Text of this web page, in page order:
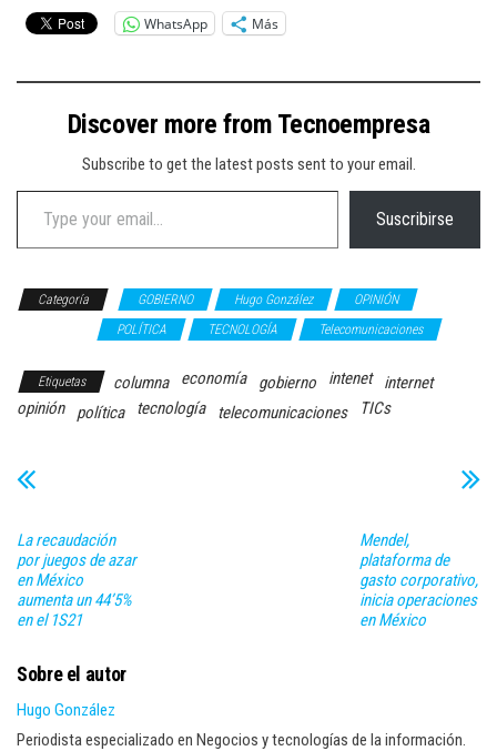
WhatsApp Más
Discover more from Tecnoempresa
Subscribe to get the latest posts sent to your email.
Type your email…
Suscribirse
Categoría GOBIERNO Hugo González
OPINIÓN
POLÍTICA TECNOLOGÍA Telecomunicaciones
Etiquetas columna economía gobierno intenet
internet
opinión
política tecnología telecomunicaciones TICs
La recaudación
por juegos de azar
en México
aumenta un 44’5%
en el 1S21
Mendel,
plataforma de
gasto corporativo,
inicia operaciones
en México
Sobre el autor
Hugo González
Periodista especializado en Negocios y tecnologías de la información.